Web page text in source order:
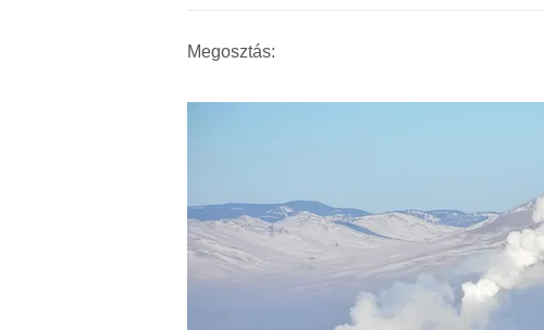
Megosztás: